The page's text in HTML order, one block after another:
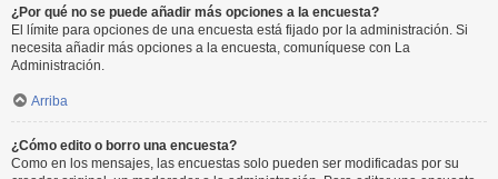
¿Por qué no se puede añadir más opciones a la encuesta?
El límite para opciones de una encuesta está fijado por la administración. Si
necesita añadir más opciones a la encuesta, comuníquese con La
Administración.
Arriba
¿Cómo edito o borro una encuesta?
Como en los mensajes, las encuestas solo pueden ser modificadas por su